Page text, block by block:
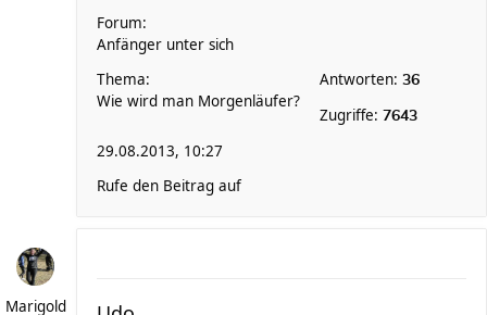
Forum:
Anfänger unter sich
Thema:
Wie wird man Morgenläufer?
Antworten: 36
Zugriffe: 7643
29.08.2013, 10:27
Rufe den Beitrag auf
Marigold